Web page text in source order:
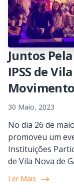
Juntos
IPSS de
Movimento
30 Maio, 2023
No dia 26 de
promoveu um
Instituições
de Vila Nova de
Ler Mais